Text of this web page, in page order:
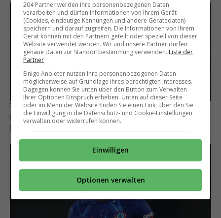
Schweiz und Italien
Exklusiv: Luzerner Mittelfeldroulette – 4
Kandidaten unter Beobachtung
204 Partner werden Ihre personenbezogenen Daten
verarbeiten und dürfen Informationen von Ihrem Gerät
(Cookies, eindeutige Kennungen und andere Gerätedaten)
speichern und darauf zugreifen. Die Informationen von Ihrem
Gerät können mit den Partnern geteilt oder speziell von dieser
Website verwendet werden. Wir und unsere Partner dürfen
genaue Daten zur Standortbestimmung verwenden. Liste der
Partner
Einige Anbieter nutzen Ihre personenbezogenen Daten
möglicherweise auf Grundlage ihres berechtigten Interesses.
Dagegen können Sie unten über den Button zum Verwalten
Ihrer Optionen Einspruch erheben. Unten auf dieser Seite
oder im Menü der Website finden Sie einen Link, über den Sie
die Einwilligung in die Datenschutz- und Cookie-Einstellungen
verwalten oder widerrufen können.
Einwilligen
Optionen verwalten